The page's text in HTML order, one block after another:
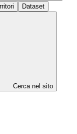
Dataset
Cerca nel sito